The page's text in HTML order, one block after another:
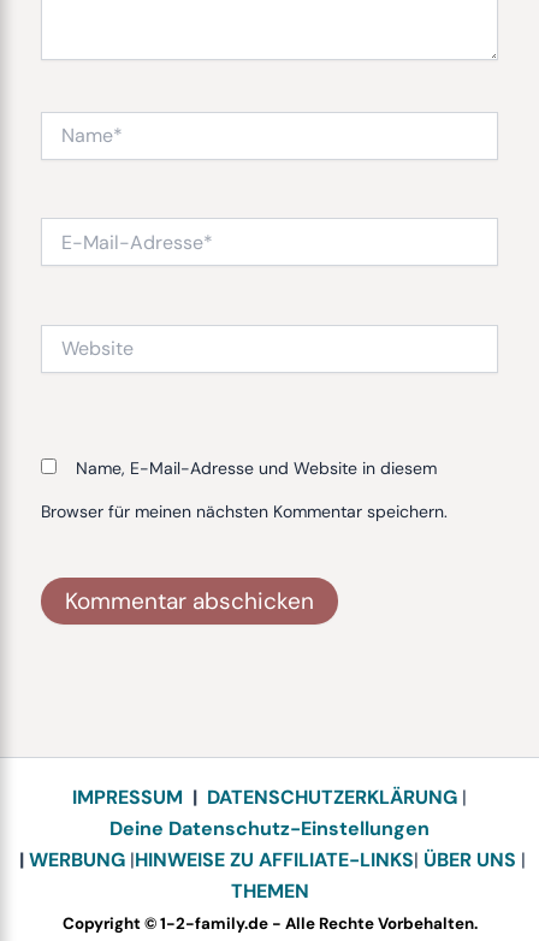
Mail-
Name, E-Mail-Adresse und Website in diesem
Browser für meinen nächsten Kommentar speichern.
IMPRESSUM | DATENSCHUTZERKLÄRUNG |
Deine Datenschutz-Einstellungen
|WERBUNG |HINWEISE ZU AFFILIATE-LINKS| ÜBER UNS |
THEMEN
Copyright © 1-2-family.de - Alle Rechte Vorbehalten.